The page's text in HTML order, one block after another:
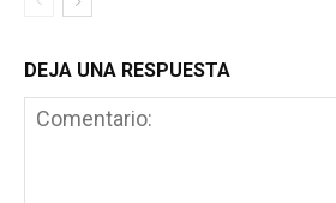
DEJA UNA RESPUESTA